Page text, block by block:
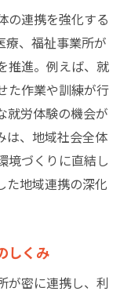
活性化
ポート体制
を守る理由
の実際
支援事例
の支援内容
労のサポート
の流れ
を強化する
の強み
の連携を強化する
療、福祉事業所が
推進。例えば、就
た作業や訓練が行
就労体験の機会が
は、地域社会全体
境づくりに直結し
た地域連携の深化
しくみ
が密に連携し、利